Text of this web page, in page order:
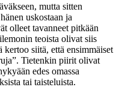
mutta sitten
uskostaan ja
olleet tavanneet pitkään
teoista olivat siis
siitä, että ensimmäiset
Tietenkin piirit olivat
edes omassa
tai taisteluista.